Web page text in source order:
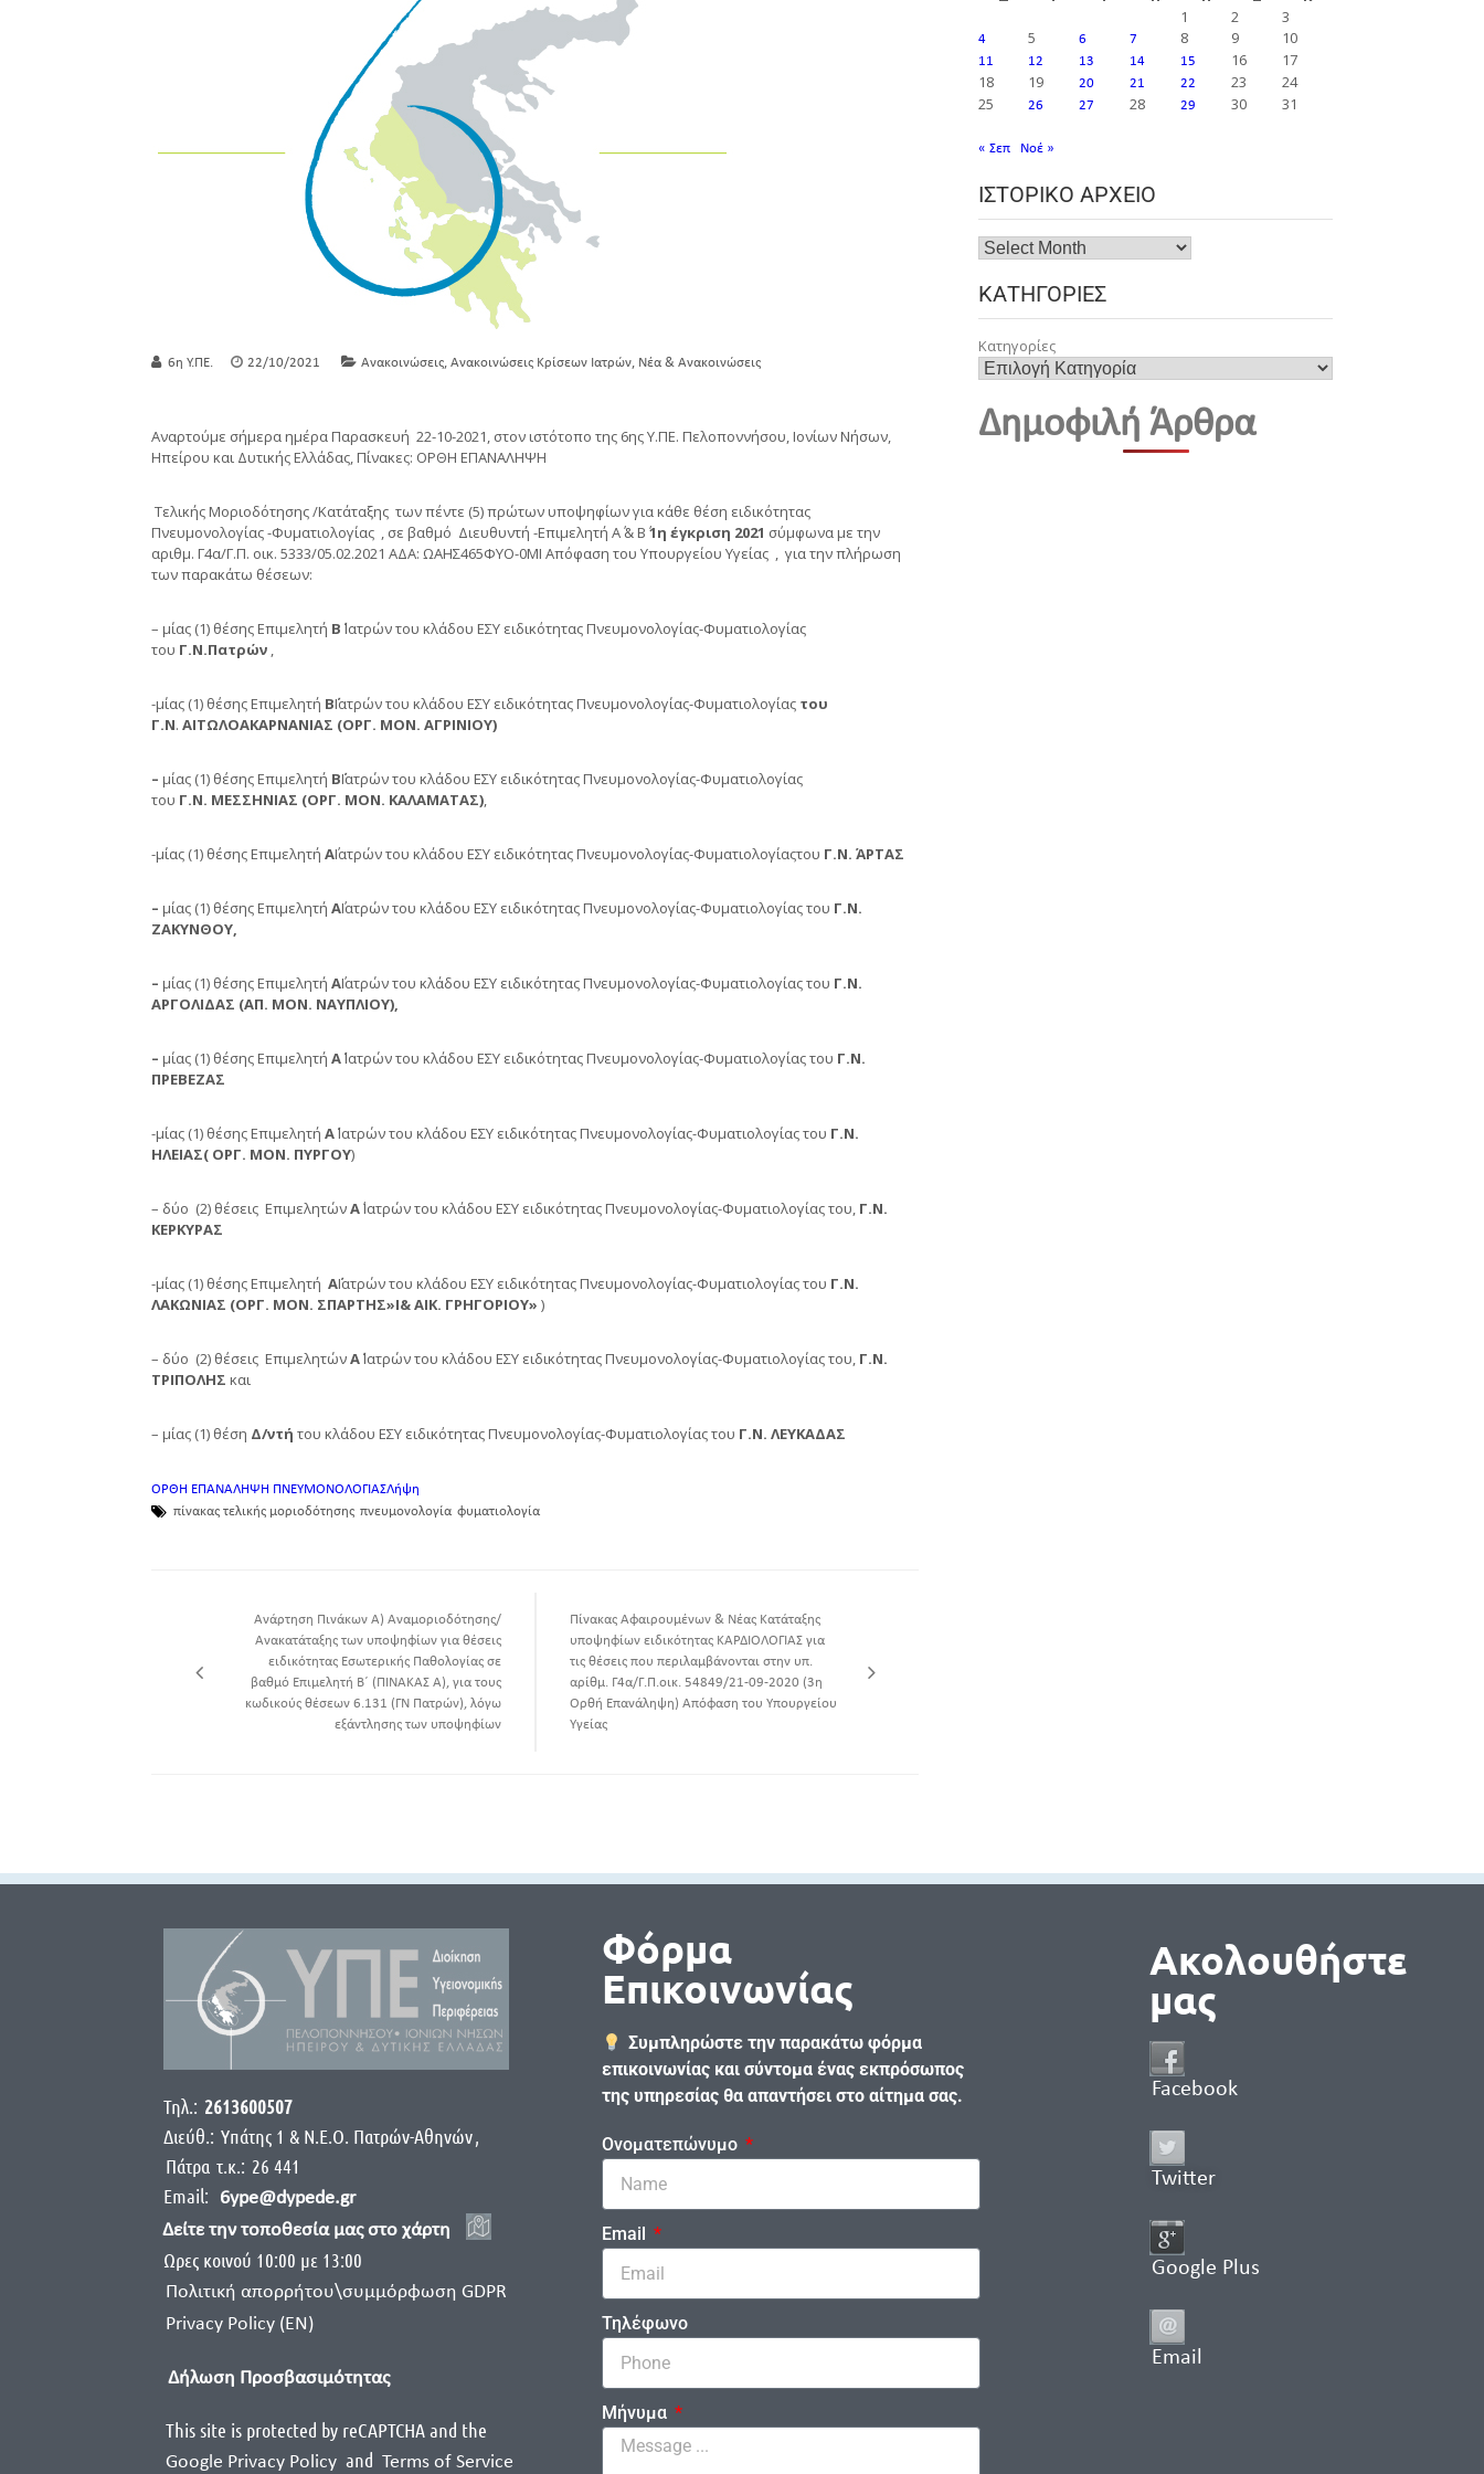
6η Υ.ΠΕ. 22/10/2021 Ανακοινώσεις, Ανακοινώσεις Κρίσεων Ιατρών, Νέα & Ανακοινώσεις
Αναρτούμε σήμερα ημέρα Παρασκευή 22-10-2021, στον ιστότοπο της 6ης Υ.ΠΕ. Πελοποννήσου, Ιονίων Νήσων,
Ηπείρου και Δυτικής Ελλάδας, Πίνακες: ΟΡΘΗ ΕΠΑΝΑΛΗΨΗ
Τελικής Μοριοδότησης /Κατάταξης των πέντε (5) πρώτων υποψηφίων για κάθε θέση ειδικότητας
Πνευμονολογίας -Φυματιολογίας , σε βαθμό Διευθυντή -Επιμελητή Α΄ & Β΄ 1η έγκριση 2021 σύμφωνα με την
αριθμ. Γ4α/Γ.Π. οικ. 5333/05.02.2021 ΑΔΑ: ΩΑΗΣ465ΦΥΟ-0ΜΙ Απόφαση του Υπουργείου Υγείας , για την πλήρωση
των παρακάτω θέσεων:
– μίας (1) θέσης Επιμελητή Β΄ Ιατρών του κλάδου ΕΣΥ ειδικότητας Πνευμονολογίας-Φυματιολογίας
του Γ.Ν.Πατρών ,
-μίας (1) θέσης Επιμελητή Β΄Ιατρών του κλάδου ΕΣΥ ειδικότητας Πνευμονολογίας-Φυματιολογίας του
Γ.Ν. ΑΙΤΩΛΟΑΚΑΡΝΑΝΙΑΣ (ΟΡΓ. ΜΟΝ. ΑΓΡΙΝΙΟΥ)
– μίας (1) θέσης Επιμελητή Β΄Ιατρών του κλάδου ΕΣΥ ειδικότητας Πνευμονολογίας-Φυματιολογίας
του Γ.Ν. ΜΕΣΣΗΝΙΑΣ (ΟΡΓ. ΜΟΝ. ΚΑΛΑΜΑΤΑΣ),
-μίας (1) θέσης Επιμελητή Α΄Ιατρών του κλάδου ΕΣΥ ειδικότητας Πνευμονολογίας-Φυματιολογίαςτου Γ.Ν. ΆΡΤΑΣ
– μίας (1) θέσης Επιμελητή Α΄Ιατρών του κλάδου ΕΣΥ ειδικότητας Πνευμονολογίας-Φυματιολογίας του Γ.Ν.
ΖΑΚΥΝΘΟΥ,
– μίας (1) θέσης Επιμελητή Α΄Ιατρών του κλάδου ΕΣΥ ειδικότητας Πνευμονολογίας-Φυματιολογίας του Γ.Ν.
ΑΡΓΟΛΙΔΑΣ (ΑΠ. ΜΟΝ. ΝΑΥΠΛΙΟΥ),
– μίας (1) θέσης Επιμελητή Α΄Ιατρών του κλάδου ΕΣΥ ειδικότητας Πνευμονολογίας-Φυματιολογίας του Γ.Ν.
ΠΡΕΒΕΖΑΣ
-μίας (1) θέσης Επιμελητή Α΄Ιατρών του κλάδου ΕΣΥ ειδικότητας Πνευμονολογίας-Φυματιολογίας του Γ.Ν.
ΗΛΕΙΑΣ( ΟΡΓ. ΜΟΝ. ΠΥΡΓΟΥ)
– δύο (2) θέσεις ΕπιμελητώνΑ΄ Ιατρών του κλάδου ΕΣΥ ειδικότητας Πνευμονολογίας-Φυματιολογίας του, Γ.Ν.
ΚΕΡΚΥΡΑΣ
-μίας (1) θέσης Επιμελητή Α΄Ιατρών του κλάδου ΕΣΥ ειδικότητας Πνευμονολογίας-Φυματιολογίας του Γ.Ν.
ΛΑΚΩΝΙΑΣ (ΟΡΓ. ΜΟΝ. ΣΠΑΡΤΗΣ»Ι& ΑΙΚ. ΓΡΗΓΟΡΙΟΥ» )
– δύο (2) θέσεις ΕπιμελητώνΑ΄Ιατρών του κλάδου ΕΣΥ ειδικότητας Πνευμονολογίας-Φυματιολογίας του, Γ.Ν.
ΤΡΙΠΟΛΗΣ και
– μίας (1) θέση Δ/ντή του κλάδου ΕΣΥ ειδικότητας Πνευμονολογίας-Φυματιολογίας του Γ.Ν. ΛΕΥΚΑΔΑΣ
ΟΡΘΗ ΕΠΑΝΑΛΗΨΗ ΠΝΕΥΜΟΝΟΛΟΓΙΑΣΛήψη
πίνακας τελικής μοριοδότησης πνευμονολογία φυματιολογία
Ανάρτηση Πινάκων Α) Αναμοριοδότησης/
Ανακατάταξης των υποψηφίων για θέσεις
ειδικότητας Εσωτερικής Παθολογίας σε
βαθμό Επιμελητή Β΄ (ΠΙΝΑΚΑΣ Α), για τους
κωδικούς θέσεων 6.131 (ΓΝ Πατρών), λόγω
εξάντλησης των υποψηφίων
Πίνακας Αφαιρουμένων & Νέας Κατάταξης
υποψηφίων ειδικότητας ΚΑΡΔΙΟΛΟΓΙΑΣ για
τις θέσεις που περιλαμβάνονται στην υπ.
αρίθμ. Γ4α/Γ.Π.οικ. 54849/21-09-2020 (3η
Ορθή Επανάληψη) Απόφαση του Υπουργείου
Υγείας
1
2 3
4 5 6 7 8 9 10
11 12 13 14 15 16
17
18
19 20 21 22 23
24
25
26 27 28 29 30 31
« Σεπ Νοέ »
ΙΣΤΟΡΙΚΌ ΑΡΧΕΊΟ
ΚΑΤΗΓΟΡΊΕΣ
Κατηγορίες
Δημοφιλή Άρθρα
Τηλ.: 2613600507
Διεύθ.: Yπάτης 1 & Ν.Ε.Ο. Πατρών-Αθηνών,
Πάτρα τ.κ.: 26 441
Email:
6ype@dypede.gr
Δείτε την τοποθεσία μας στο χάρτη
Ωρες κοινού 10:00 με 13:00
Πολιτική απορρήτου\συμμόρφωση GDPR
Privacy Policy (EN)
Δήλωση Προσβασιμότητας
This site is protected by reCAPTCHA and the
Google Privacy Policy and Terms of Service
Φόρμα
Επικοινωνίας
Συμπληρώστε την παρακάτω φόρμα
επικοινωνίας και σύντομα ένας εκπρόσωπος
της υπηρεσίας θα απαντήσει στο αίτημα σας.
Ονοματεπώνυμο
Email
Τηλέφωνο
Μήνυμα
Ακολουθήστε
μας
Facebook
Twitter
Google Plus
Email